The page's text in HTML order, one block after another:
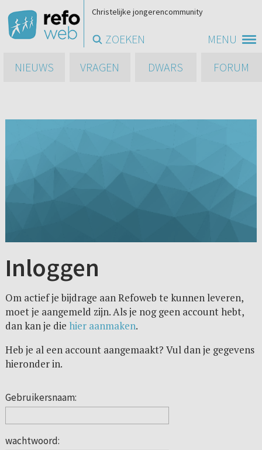
MENU
Christelijke jongerencommunity
ZOEKEN
NIEUWS
VRAGEN DWARS FORUM
Inloggen
Om actief je bijdrage aan Refoweb te kunnen leveren,
moet je aangemeld zijn. Als je nog geen account hebt,
dan kan je die hier aanmaken.
Heb je al een account aangemaakt? Vul dan je gegevens
hieronder in.
Gebruikersnaam:
wachtwoord: